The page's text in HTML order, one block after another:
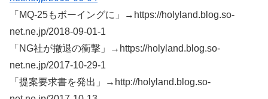
「MQ-25もボーイングに」→https://holyland.blog.so-
net.ne.jp/2018-09-01-1
「NG社が撤退の衝撃」→https://holyland.blog.so-
net.ne.jp/2017-10-29-1
「提案要求書を発出」→http://holyland.blog.so-